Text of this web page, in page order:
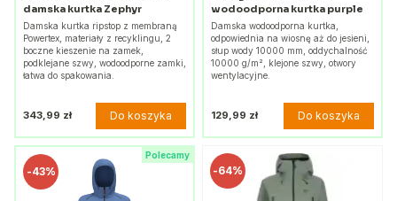
damska kurtka Zephyr
Damska kurtka ripstop z membraną
Powertex, materiały z recyklingu, 2
boczne kieszenie na zamek,
podklejane szwy, wodoodporne zamki,
łatwa do spakowania.
343,99 zł Do koszyka
wodoodporna kurtka purple
Damska wodoodporna kurtka,
odpowiednia na wiosnę aż do jesieni,
słup wody 10000 mm, oddychalność
10000 g/m², klejone szwy, otwory
wentylacyjne.
129,99 zł Do koszyka
Polecamy
-43% -64%